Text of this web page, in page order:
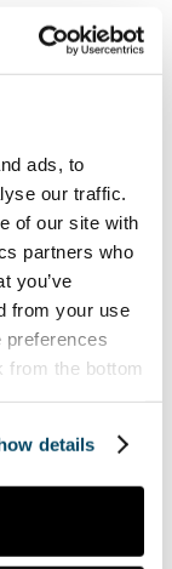
ads, to
our traffic.
of our site with
partners who
you’ve
from your use
preferences
from the bottom
details
Well-being
Myynti | Sales
| Comments
Taide | Art
| Environment